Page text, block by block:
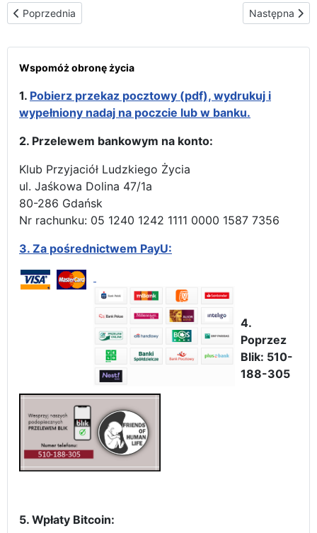
Poprzednia strona: Ikona Matki Bożej Częstochowskiej w
Poprzednia Następna
Następna
Wspomóż obronę życia
1. Pobierz przekaz pocztowy (pdf), wydrukuj i
wypełniony nadaj na poczcie lub w banku.
2. Przelewem bankowym na konto:
Klub Przyjaciół Ludzkiego Życia
ul. Jaśkowa Dolina 47/1a
80-286 Gdańsk
Nr rachunku: 05 1240 1242 1111 0000 1587 7356
3. Za pośrednictwem PayU:
4.
Poprzez
Blik: 510-
188-305
5. Wpłaty Bitcoin: